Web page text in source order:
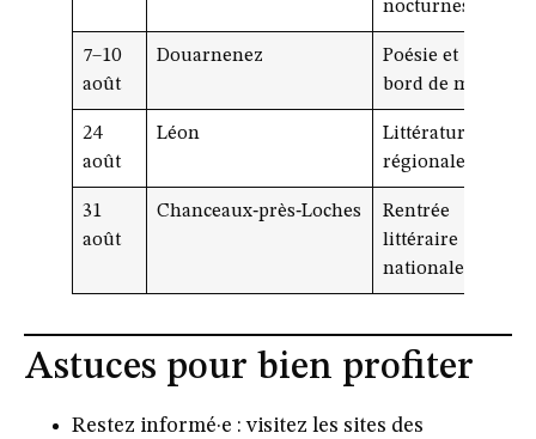
nocturnes
7–10
août
Douarnenez
Poésie et
bord de mer
24
août
Léon
Littérature
régionale
31
août
Chanceaux‑près‑Loches
Rentrée
littéraire
nationale
Astuces pour bien profiter
Restez informé·e : visitez les sites des